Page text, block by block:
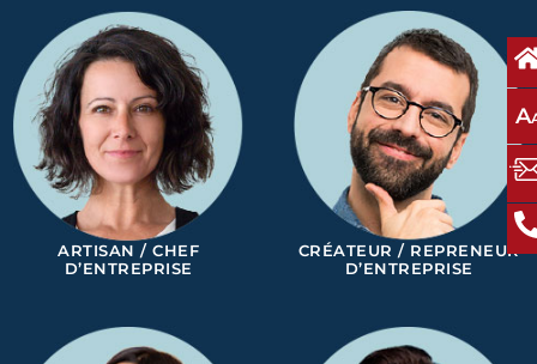
A
ARTISAN / CHEF
D’ENTREPRISE
CRÉATEUR / REPRENEUR
D’ENTREPRISE